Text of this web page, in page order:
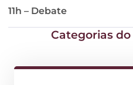
11h – Debate
Categorias